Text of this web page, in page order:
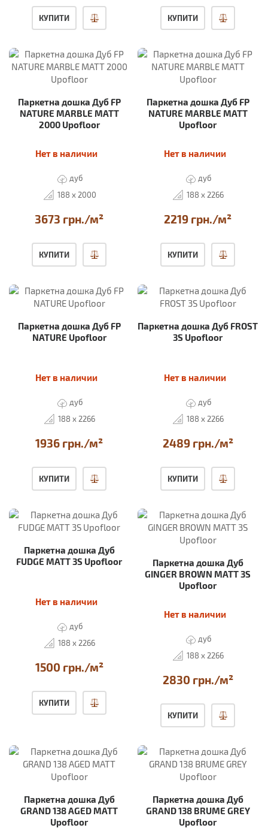
КУПИТИ КУПИТИ
Паркетна дошка Дуб FP
NATURE MARBLE MATT
2000 Upofloor
Нет в наличии
дуб
188 x 2000
3673 грн./м²
КУПИТИ
Паркетна дошка Дуб FP
NATURE MARBLE MATT
Upofloor
Нет в наличии
дуб
188 x 2266
2219 грн./м²
КУПИТИ
Паркетна дошка Дуб FP
NATURE Upofloor
Нет в наличии
дуб
188 x 2266
1936 грн./м²
КУПИТИ
Паркетна дошка Дуб FROST
3S Upofloor
Нет в наличии
дуб
188 x 2266
2489 грн./м²
КУПИТИ
Паркетна дошка Дуб
FUDGE MATT 3S Upofloor
Нет в наличии
дуб
188 x 2266
1500 грн./м²
КУПИТИ
Паркетна дошка Дуб
GINGER BROWN MATT 3S
Upofloor
Нет в наличии
дуб
188 x 2266
2830 грн./м²
КУПИТИ
Паркетна дошка Дуб
GRAND 138 AGED MATT
Upofloor
Паркетна дошка Дуб
GRAND 138 BRUME GREY
Upofloor